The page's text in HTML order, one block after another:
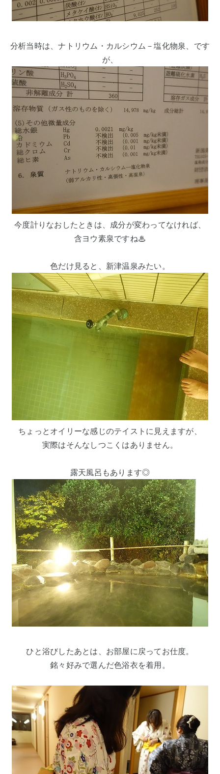
分析当時は、ナトリウム・カルシウム－塩化物泉、です
が、
今度計りなおしたときは、成分が変わってなければ、
含ヨウ素泉ですね♨
色だけ見ると、新津温泉みたい。
ちょっとオイリーな感じのテイストに見えますが、
実際はそんなしつこくはありません。
露天風呂もあります◎
ひと浴びしたあとは、お部屋に戻ってお仕度。
銘々好みで選んだ色浴衣を着用。